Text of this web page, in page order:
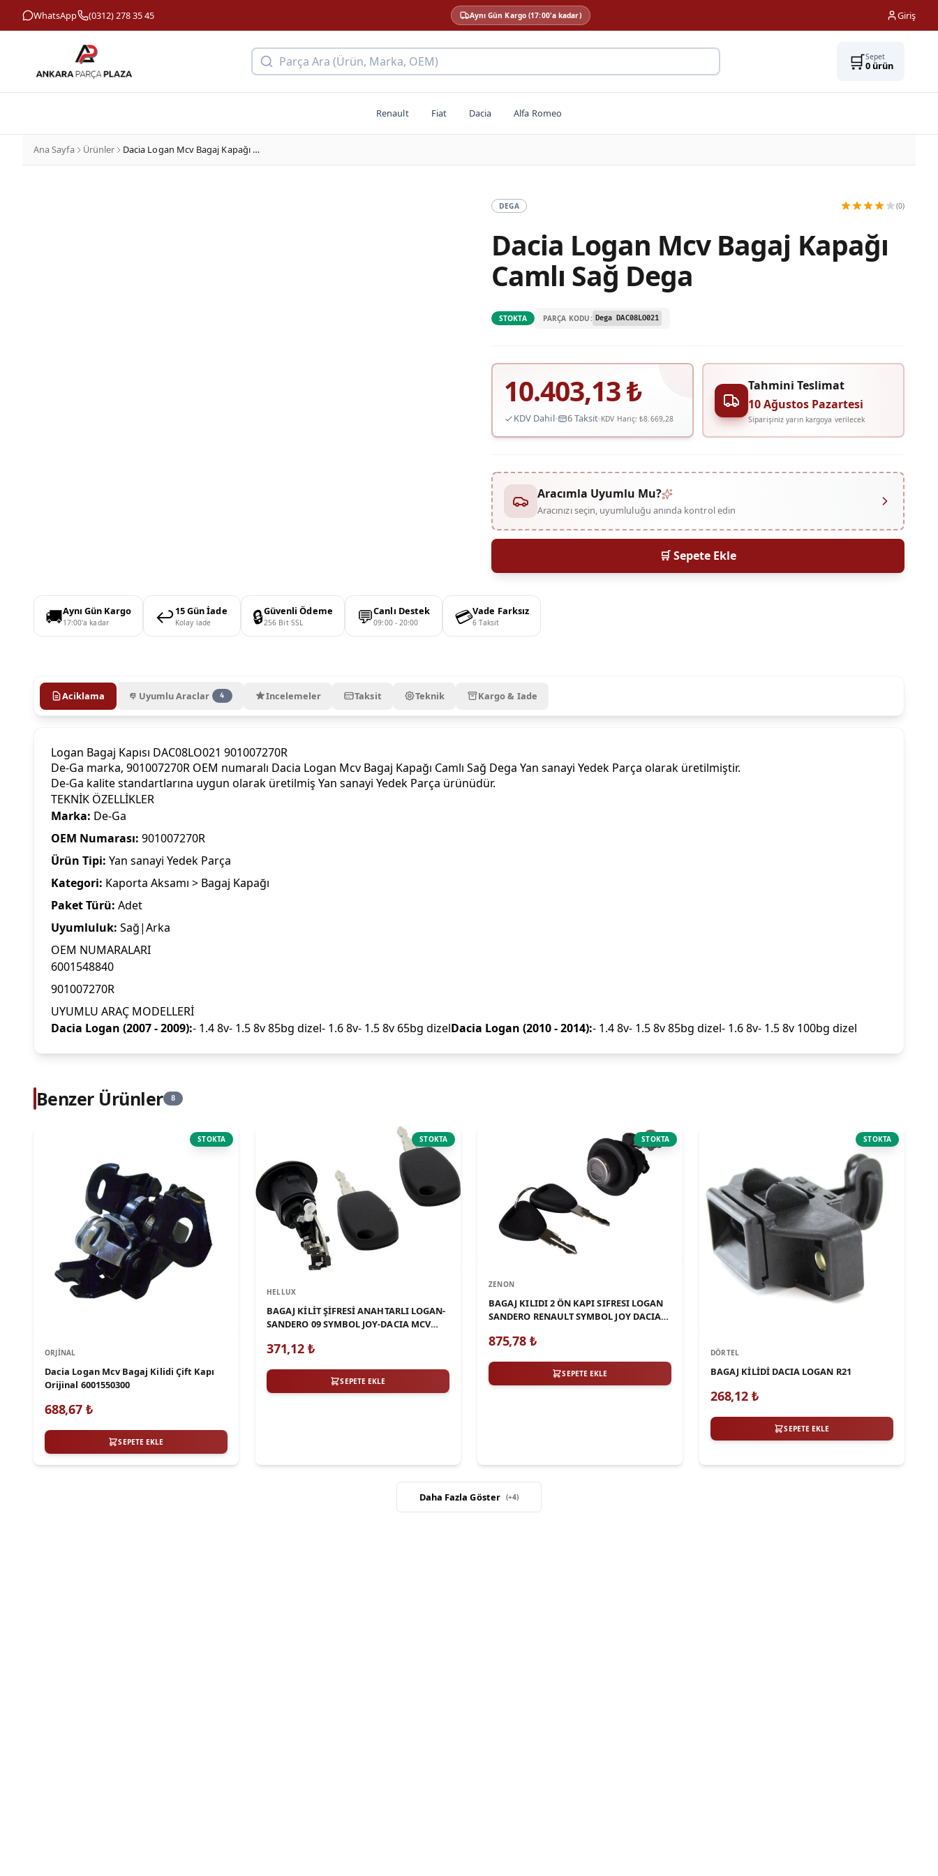
WhatsApp (0312) 278 35 45 Aynı Gün Kargo (17:00'a kadar) Giriş
Parça Ara (Ürün, Marka, OEM) 🛒Sepet
0ürün
Renault Fiat Dacia Alfa Romeo
Ana Sayfa Ürünler Dacia Logan Mcv Bagaj Kapağı Camlı Sağ Dega
DEGA (0)
Dacia Logan Mcv Bagaj Kapağı
Camlı Sağ Dega
STOKTA PARÇA KODU: Dega DAC08LO021
10.403,13₺
KDV Dahil 6 Taksit KDV Hariç:₺8.669,28
Tahmini Teslimat
10 Ağustos Pazartesi
Siparişiniz yarın kargoya verilecek
Aracımla Uyumlu Mu?
Aracınızı seçin, uyumluluğu anında kontrol edin
🛒 Sepete Ekle
🚚Aynı Gün Kargo
17:00'a kadar ↩️ 15 Gün İade
Kolay iade 🔒Güvenli Ödeme
256 Bit SSL 💬Canlı Destek
09:00 - 20:00 💳Vade Farksız
6 Taksit
Aciklama Uyumlu Araclar 4 Incelemeler Taksit Teknik Kargo & Iade
Logan Bagaj Kapısı DAC08LO021 901007270R
De-Ga marka, 901007270R OEM numaralı Dacia Logan Mcv Bagaj Kapağı Camlı Sağ Dega Yan sanayi Yedek Parça olarak üretilmiştir.
De-Ga kalite standartlarına uygun olarak üretilmiş Yan sanayi Yedek Parça ürünüdür.
TEKNİK ÖZELLİKLER
Marka: De-Ga
OEM Numarası: 901007270R
Ürün Tipi: Yan sanayi Yedek Parça
Kategori: Kaporta Aksamı > Bagaj Kapağı
Paket Türü: Adet
Uyumluluk: Sağ|Arka
OEM NUMARALARI
6001548840
901007270R
UYUMLU ARAÇ MODELLERİ
Dacia Logan (2007 - 2009):- 1.4 8v- 1.5 8v 85bg dizel- 1.6 8v- 1.5 8v 65bg dizelDacia Logan (2010 - 2014):- 1.4 8v- 1.5 8v 85bg dizel- 1.6 8v- 1.5 8v 100bg dizel
Benzer Ürünler 8
STOKTA
ORJINAL
Dacia Logan Mcv Bagaj Kilidi Çift Kapı
Orijinal 6001550300
688,67₺
SEPETE EKLE
STOKTA
HELLUX
BAGAJ KİLİT ŞİFRESİ ANAHTARLI LOGAN-
SANDERO 09 SYMBOL JOY-DACIA MCV
371,12₺
SEPETE EKLE
STOKTA
ZENON
BAGAJ KILIDI 2 ÖN KAPI SIFRESI LOGAN
SANDERO RENAULT SYMBOL JOY DACIA
875,78₺
SEPETE EKLE
STOKTA
DÖRTEL
BAGAJ KİLİDİ DACIA LOGAN R21
268,12₺
SEPETE EKLE
Daha Fazla Göster (+4)